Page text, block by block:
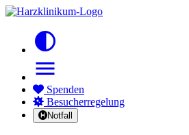
contrast
menu
Spenden
Besucherregelung
Notfall